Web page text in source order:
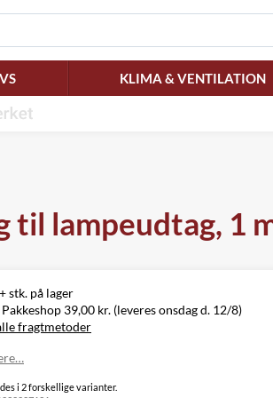
KLIMA & VENTILATION
lampeudtag, 1
stk. på lager
Pakkeshop 39,00 kr. (leveres onsdag d. 12/8)
fragtmetoder
i 2 forskellige varianter.